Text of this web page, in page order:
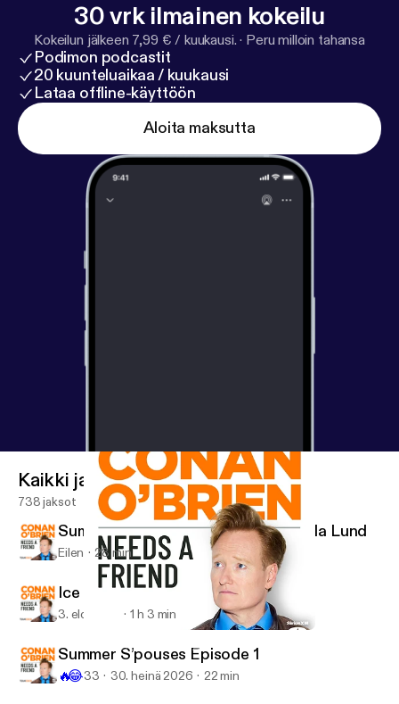
30 vrk ilmainen kokeilu
Kokeilun jälkeen 7,99 € / kuukausi. · Peru milloin tahansa
Podimon podcastit
20 kuunteluaikaa / kuukausi
Lataa offline-käyttöön
Aloita maksutta
Conan O’Brien Needs A Friend
Kaikki jaksot
738 jaksot
Summer S’pouses Episode 2: Amanda Lund
Eilen 28 min
Ice Cube
3. elo 2026 1 h 3 min
Summer S’pouses Episode 1
🔥😂33 30. heinä 2026 22 min